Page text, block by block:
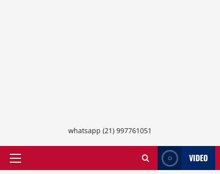
whatsapp (21) 997761051
Primary
VIDEO